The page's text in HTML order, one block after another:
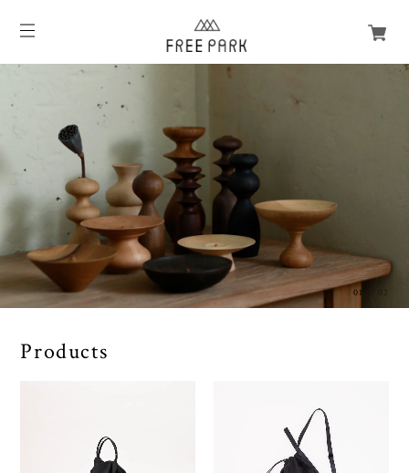
01 02
Products